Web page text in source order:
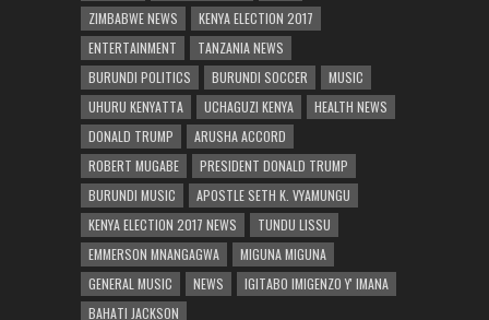
ZIMBABWE NEWS
KENYA ELECTION 2017
ENTERTAINMENT
TANZANIA NEWS
BURUNDI POLITICS
BURUNDI SOCCER
MUSIC
UHURU KENYATTA
UCHAGUZI KENYA
HEALTH NEWS
DONALD TRUMP
ARUSHA ACCORD
ROBERT MUGABE
PRESIDENT DONALD TRUMP
BURUNDI MUSIC
APOSTLE SETH K. VYAMUNGU
KENYA ELECTION 2017 NEWS
TUNDU LISSU
EMMERSON MNANGAGWA
MIGUNA MIGUNA
GENERAL MUSIC
NEWS
IGITABO IMIGENZO Y' IMANA
BAHATI JACKSON